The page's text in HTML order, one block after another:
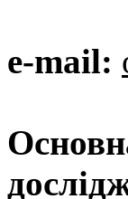
e-mail: